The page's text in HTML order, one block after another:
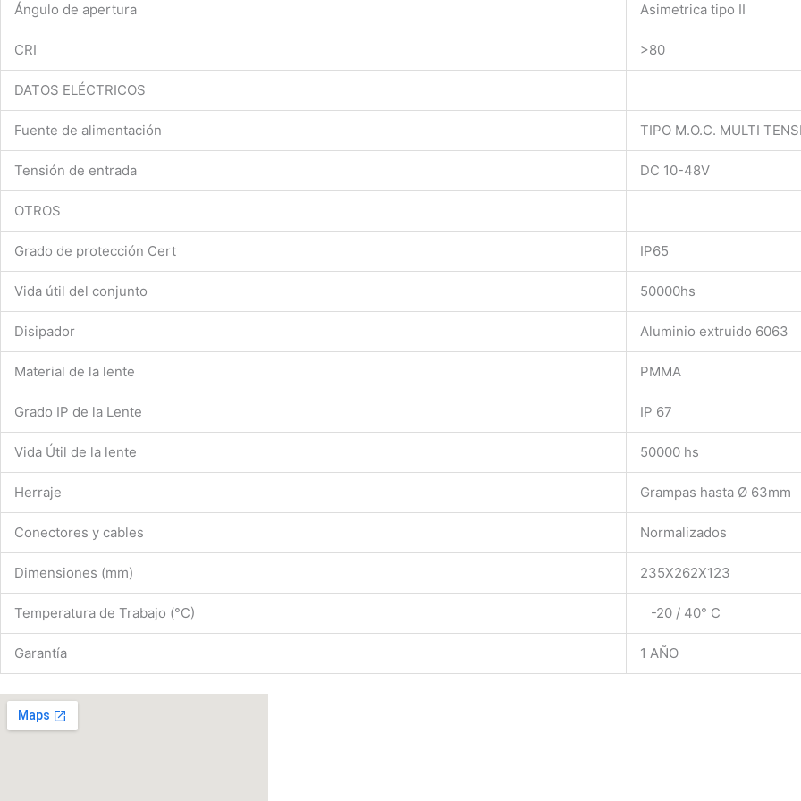
Ángulo de apertura Asimetrica tipo II
CRI >80
DATOS ELÉCTRICOS
Fuente de alimentación TIPO M.O.C. MULTI
Tensión de entrada DC 10-48V
OTROS
Grado de protección Cert IP65
Vida útil del conjunto 50000hs
Disipador Aluminio extruido 6063
Material de la lente PMMA
Grado IP de la Lente IP 67
Vida Útil de la lente 50000 hs
Herraje Grampas hasta Ø 63mm
Conectores y cables Normalizados
Dimensiones (mm) 235X262X123
Temperatura de Trabajo (°C) -20 / 40° C
Garantía 1 AÑO